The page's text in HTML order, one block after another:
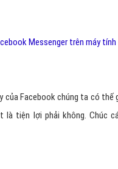
của Facebook chúng ta có thế
là tiện lợi phải không. Chúc